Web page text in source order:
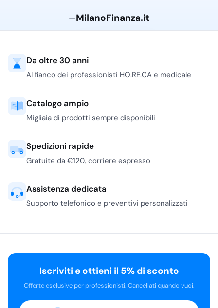
bicchieri monouso e nei
bicchieri in plastica usa
buona resistenza agli
urti, peso contenuto e si
pratiche per alto
consumo, come i
bicchieri in plastica da
mense, self service e
distributori di bevande
trasparente da 200 cc
in confezione da 100
conta avere scorta,
ingombro ridotto e
cambio bicchiere
frequente.
Il PET viene scelto
—MilanoFinanza.it
Da oltre 30 anni
Al fianco dei professionisti HO.RE.CA e medicale
Catalogo ampio
Migliaia di prodotti sempre disponibili
Spedizioni rapide
Gratuite da €120, corriere espresso
Assistenza dedicata
Supporto telefonico e preventivi personalizzati
Iscriviti e ottieni il 5% di sconto
Offerte esclusive per professionisti. Cancellati quando vuoi.